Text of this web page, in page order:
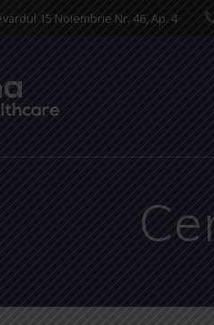
15 Noiembrie Nr. 46, Ap. 4